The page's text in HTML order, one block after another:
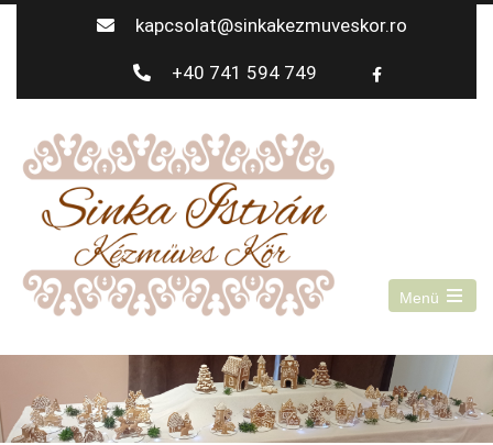
kapcsolat@sinkakezmuveskor.ro
+40 741 594 749
Menü